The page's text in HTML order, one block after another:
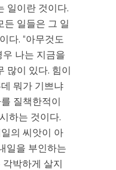
일이란 것이다.
든 일들은 그 일
다. “아무것도
우 나는 지금을
많이 있다. 힘이
뭐가 기쁘냐
질책한적이
하는 것이다.
의 씨앗이 아
일을 부인하는
박하게 살지